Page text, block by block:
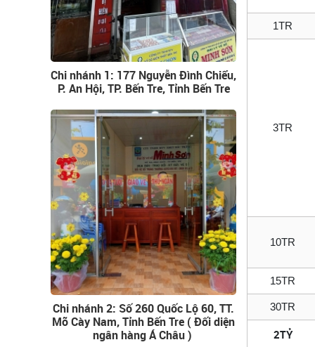
Chi nhánh 1: 177 Nguyễn Đình Chiểu,
P. An Hội, TP. Bến Tre, Tỉnh Bến Tre
Chi nhánh 2: Số 260 Quốc Lộ 60, TT.
Mõ Cày Nam, Tỉnh Bến Tre ( Đối diện
ngân hàng Á Châu )
1TR
3TR
10TR
15TR
30TR
2TỶ